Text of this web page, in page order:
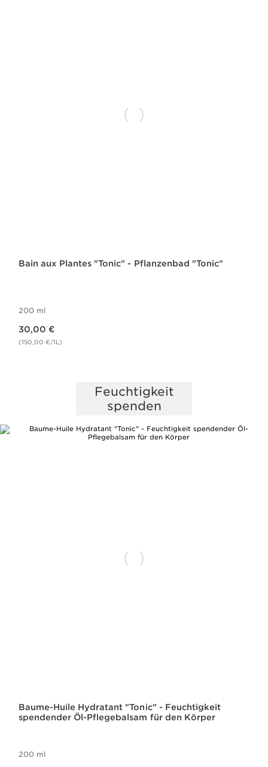
Bain aux Plantes "Tonic" - Pflanzenbad "Tonic"
200 ml
30,00 €
(150,00 €/1L)
Feuchtigkeit
spenden
Baume-Huile Hydratant "Tonic" - Feuchtigkeit
spendender Öl-Pflegebalsam für den Körper
200 ml